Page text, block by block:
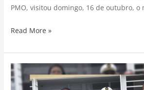
PMO, visitou domingo, 16 de outubro, o
Read More »
Video
Institucional